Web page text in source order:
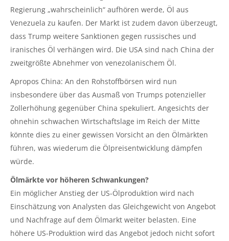
Regierung „wahrscheinlich“ aufhören werde, Öl aus
Venezuela zu kaufen. Der Markt ist zudem davon überzeugt,
dass Trump weitere Sanktionen gegen russisches und
iranisches Öl verhängen wird. Die USA sind nach China der
zweitgrößte Abnehmer von venezolanischem Öl.
Apropos China: An den Rohstoffbörsen wird nun
insbesondere über das Ausmaß von Trumps potenzieller
Zollerhöhung gegenüber China spekuliert. Angesichts der
ohnehin schwachen Wirtschaftslage im Reich der Mitte
könnte dies zu einer gewissen Vorsicht an den Ölmärkten
führen, was wiederum die Ölpreisentwicklung dämpfen
würde.
Ölmärkte vor höheren Schwankungen?
Ein möglicher Anstieg der US-Ölproduktion wird nach
Einschätzung von Analysten das Gleichgewicht von Angebot
und Nachfrage auf dem Ölmarkt weiter belasten. Eine
höhere US-Produktion wird das Angebot jedoch nicht sofort